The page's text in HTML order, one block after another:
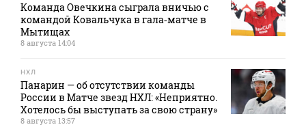
Команда Овечкина сыграла вничью с
командой Ковальчука в гала‑матче в
Мытищах
8 августа 14:04
НХЛ
Панарин — об отсутствии команды
России в Матче звезд НХЛ: «Неприятно.
Хотелось бы выступать за свою страну»
8 августа 13:57